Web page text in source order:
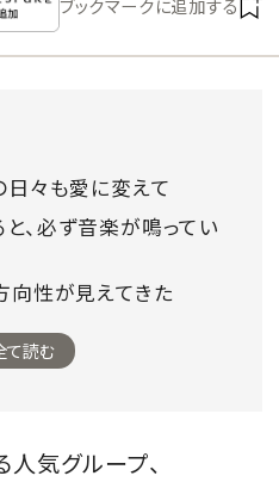
日々も愛に変えて
、必ず音楽が鳴ってい
向性が見えてきた
て読む
気グループ、